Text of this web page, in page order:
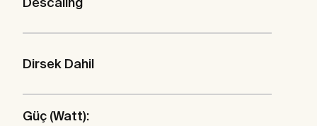
Dirsek Dahil
Güç (Watt):